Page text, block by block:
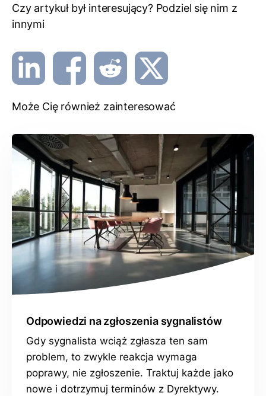
Czy artykuł był interesujący? Podziel się nim z
innymi
Może Cię również zainteresować
Odpowiedzi na zgłoszenia sygnalistów
Gdy sygnalista wciąż zgłasza ten sam
problem, to zwykle reakcja wymaga
poprawy, nie zgłoszenie. Traktuj każde jako
nowe i dotrzymuj terminów z Dyrektywy.